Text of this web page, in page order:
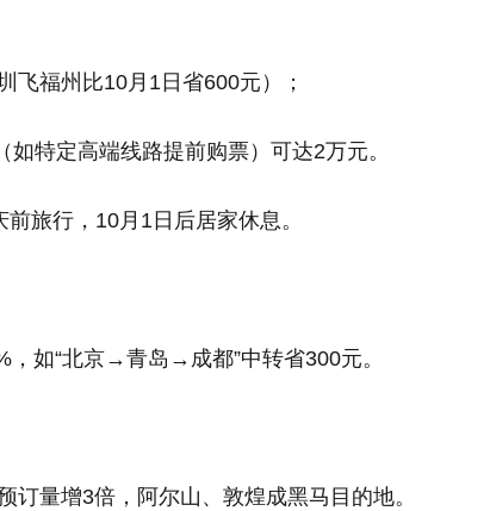
飞福州比10月1日省600元）；
特定高端线路提前购票）可达2万元。
旅行，10月1日后居家休息。
，如“北京→青岛→成都”中转省300元。
量增3倍，阿尔山、敦煌成黑马目的地。